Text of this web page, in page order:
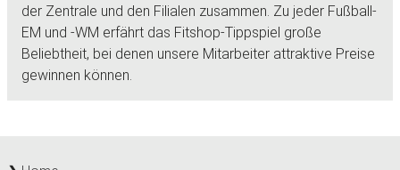
der Zentrale und den Filialen zusammen. Zu jeder Fußball-
EM und -WM erfährt das Fitshop-Tippspiel große
Beliebtheit, bei denen unsere Mitarbeiter attraktive Preise
gewinnen können.